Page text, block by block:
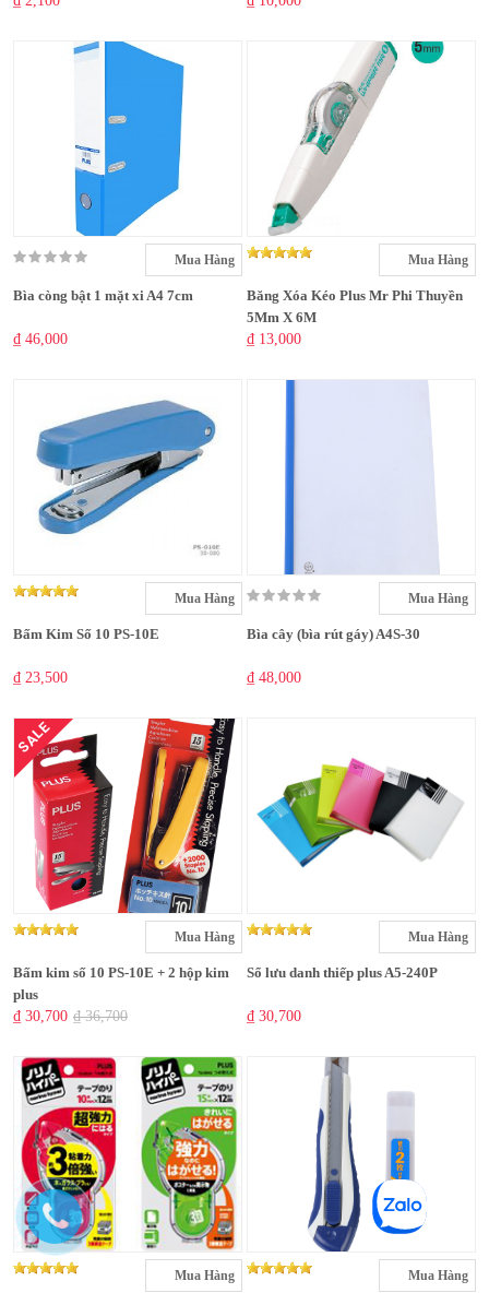
Mua Hàng
Bìa còng bật 1 mặt xi A4 7cm
₫ 46,000
Mua Hàng
Băng Xóa Kéo Plus Mr Phi Thuyền
5Mm X 6M
₫ 13,000
Mua Hàng
Bấm Kim Số 10 PS-10E
₫ 23,500
Mua Hàng
Bìa cây (bìa rút gáy) A4S-30
₫ 48,000
SALE
Mua Hàng
Bấm kim số 10 PS-10E + 2 hộp kim
plus
₫ 30,700 ₫ 36,700
Mua Hàng
Sổ lưu danh thiếp plus A5-240P
₫ 30,700
Mua Hàng Mua Hàng